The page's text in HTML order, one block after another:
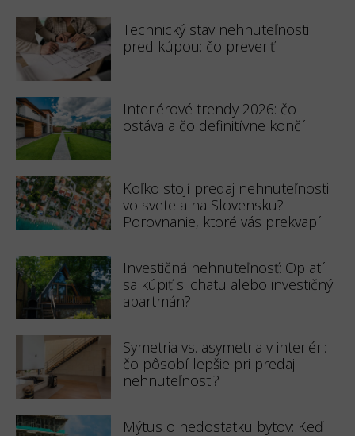
Technický stav nehnuteľnosti
pred kúpou: čo preveriť
Interiérové trendy 2026: čo
ostáva a čo definitívne končí
Koľko stojí predaj nehnuteľnosti
vo svete a na Slovensku?
Porovnanie, ktoré vás prekvapí
Investičná nehnuteľnosť: Oplatí
sa kúpiť si chatu alebo investičný
apartmán?
Symetria vs. asymetria v interiéri:
čo pôsobí lepšie pri predaji
nehnuteľnosti?
Mýtus o nedostatku bytov: Keď